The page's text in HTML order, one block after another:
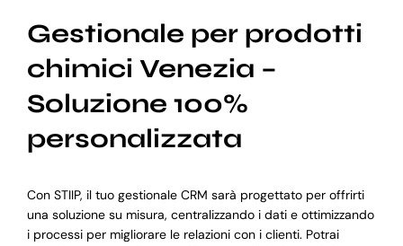
Gestionale per prodotti
chimici Venezia –
Soluzione 100%
personalizzata
Con STIIP, il tuo gestionale CRM sarà progettato per offrirti
una soluzione su misura, centralizzando i dati e ottimizzando
i processi per migliorare le relazioni con i clienti. Potrai